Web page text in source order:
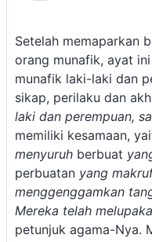
Setelah memaparkan
orang munafik, ayat
munafik laki-laki dan
sikap, perilaku dan
laki dan perempuan,
memiliki kesamaan,
menyuruh berbuat
perbuatan yang
menggenggamkan
Mereka telah
petunjuk agama-Nya.